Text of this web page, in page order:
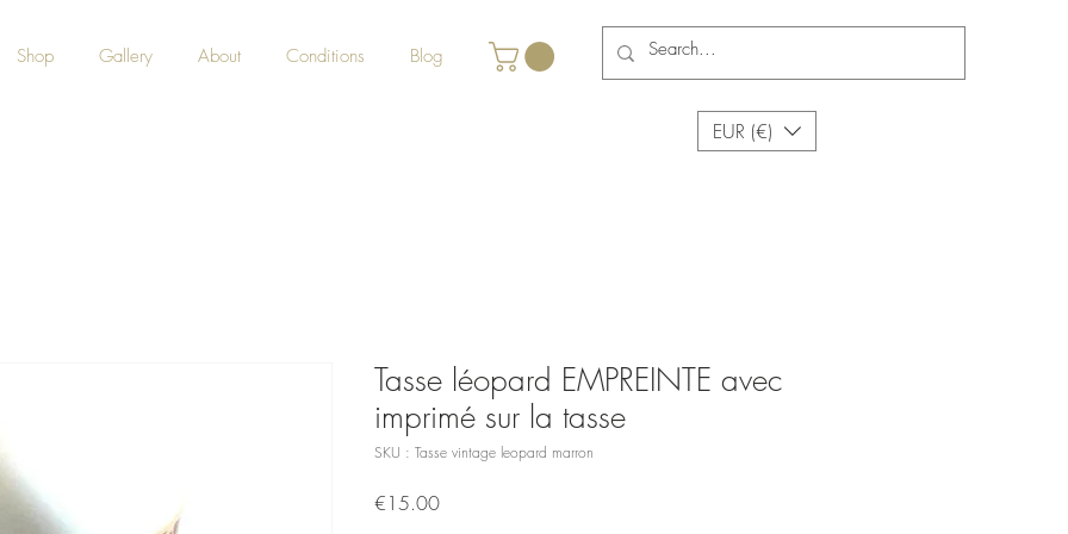
Shop Gallery About Conditions Blog
EUR (€)
Tasse léopard EMPREINTE avec
imprimé sur la tasse
SKU : Tasse vintage leopard marron
€15.00Prix